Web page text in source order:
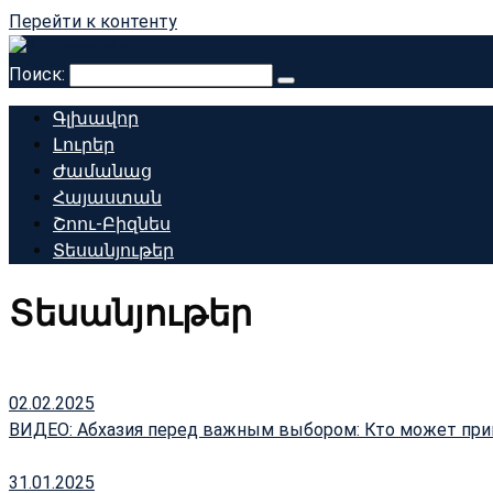
Перейти к контенту
Поиск:
Գլխավոր
Լուրեր
Ժամանաց
Հայաստան
Շոու-Բիզնես
Տեսանյութեր
Տեսանյութեր
02.02.2025
ВИДЕО: Абхазия перед важным выбором: Кто может
31.01.2025